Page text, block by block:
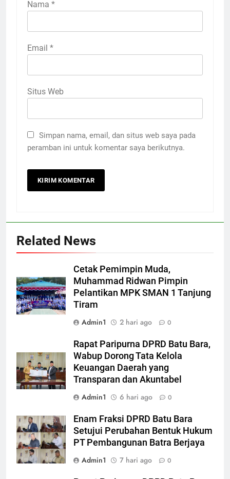
Nama *
Email *
Situs Web
Simpan nama, email, dan situs web saya pada
peramban ini untuk komentar saya berikutnya.
Related News
Cetak Pemimpin Muda,
Muhammad Ridwan Pimpin
Pelantikan MPK SMAN 1 Tanjung
Tiram
Admin1
2 hari ago 0
Rapat Paripurna DPRD Batu Bara,
Wabup Dorong Tata Kelola
Keuangan Daerah yang
Transparan dan Akuntabel
Admin1
6 hari ago 0
Enam Fraksi DPRD Batu Bara
Setujui Perubahan Bentuk Hukum
PT Pembangunan Batra Berjaya
Admin1
7 hari ago 0